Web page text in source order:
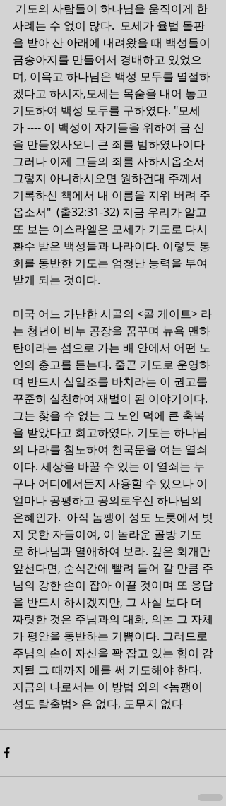
사례는 수 없이 많다.  모세가 율법 돌판
을 받아 산 아래에 내려왔을 때 백성들이
금송아지를 만들어서 경배하고 있었으
며, 이윽고 하나님은 백성 모두를 멸절하
겠다고 하시자,모세는 목숨을 내어 놓고
기도하여 백성 모두를 구하였다. "모세
가 ---- 이 백성이 자기들을 위하여 금 신
을 만들었사오니 큰 죄를 범하였나이다
그러나 이제 그들의 죄를 사하시옵소서
그렇지 아니하시오면 원하건대 주께서
기록하신 책에서 내 이름을 지워 버려 주
옵소서"  (출32:31-32) 지금 우리가 알고
또 보는 이스라엘은 모세가 기도로 다시
환수 받은 백성들과 나라이다. 이렇듯 통
회를 동반한 기도는 엄청난 능력을 부여
받게 되는 것이다.
미국 어느 가난한 시골의 <콜 게이트> 라
는 청년이 비누 공장을 꿈꾸며 뉴욕 맨하
탄이라는 섬으로 가는 배 안에서 어떤 노
인의 충고를 듣는다. 줄곧 기도로 운영하
며 반드시 십일조를 바치라는 이 권고를
꾸준히 실천하여 재벌이 된 이야기이다.
그는 찾을 수 없는 그 노인 덕에 큰 축복
을 받았다고 회고하였다. 기도는 하나님
의 나라를 침노하여 천국문을 여는 열쇠
이다. 세상을 바꿀 수 있는 이 열쇠는 누
구나 어디에서든지 사용할 수 있으나 이
얼마나 공평하고 공의로우신 하나님의
은혜인가.  아직 놈팽이 성도 노릇에서 벗
지 못한 자들이여, 이 놀라운 골방 기도
로 하나님과 열애하여 보라. 깊은 회개만
앞선다면, 순식간에 빨려 들어 갈 만큼 주
님의 강한 손이 잡아 이끌 것이며 또 응답
을 반드시 하시겠지만, 그 사실 보다 더
짜릿한 것은 주님과의 대화, 의논 그 자체
가 평안을 동반하는 기쁨이다. 그러므로
주님의 손이 자신을 꽉 잡고 있는 힘이 감
지될 그 때까지 애를 써 기도해야 한다.
지금의 나로서는 이 방법 외의 <놈팽이
성도 탈출법> 은 없다, 도무지 없다